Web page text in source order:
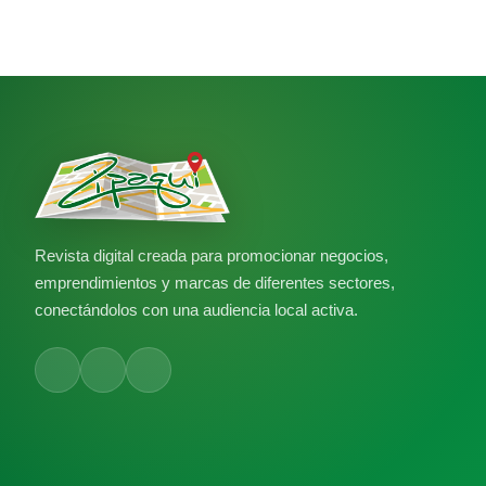
Revista digital creada para promocionar negocios,
emprendimientos y marcas de diferentes sectores,
conectándolos con una audiencia local activa.